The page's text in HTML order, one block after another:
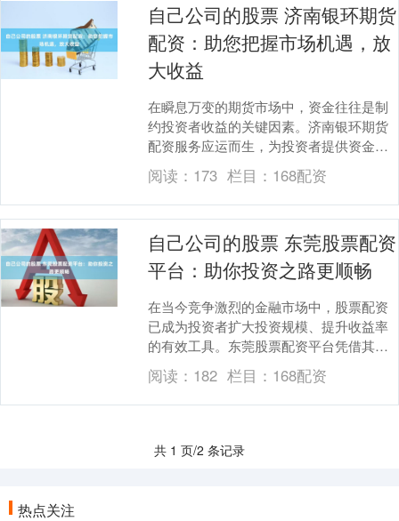
自己公司的股票 济南银环期货
配资：助您把握市场机遇，放
大收益
在瞬息万变的期货市场中，资金往往是制
约投资者收益的关键因素。济南银环期货
配资服务应运而生，为投资者提供资金杠
杆，助力其把握市场机遇自己公司的股
票，放大收益。 中....
阅读： 173 栏目： 168配资
自己公司的股票 东莞股票配资
平台：助你投资之路更顺畅
在当今竞争激烈的金融市场中，股票配资
已成为投资者扩大投资规模、提升收益率
的有效工具。东莞股票配资平台凭借其专
业性、安全性，为投资者提供了便捷高效
的配资服务，助力....
阅读： 182 栏目： 168配资
共 1 页/2 条记录
热点关注